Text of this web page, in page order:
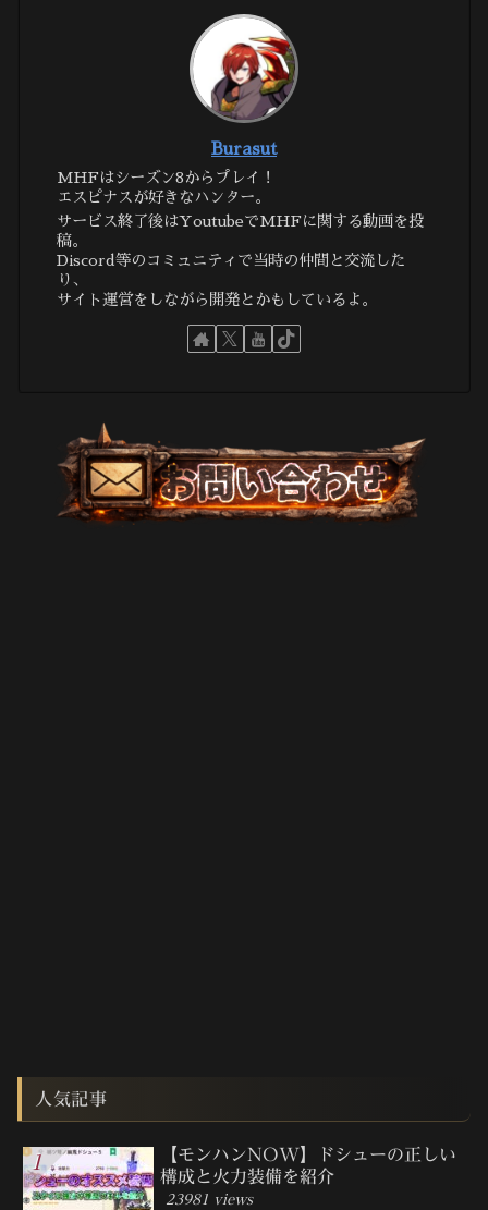
Burasut
MHFはシーズン8からプレイ！
エスピナスが好きなハンター。
サービス終了後はYoutubeでMHFに関する動画を投
稿。
Discord等のコミュニティで当時の仲間と交流した
り、
サイト運営をしながら開発とかもしているよ。
人気記事
【モンハンNOW】ドシューの正しい
構成と火力装備を紹介
23981 views